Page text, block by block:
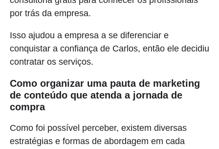
por trás da empresa.
Isso ajudou a empresa a se diferenciar e
conquistar a confiança de Carlos, então ele decidiu
contratar os serviços.
Como organizar uma pauta de marketing
de conteúdo que atenda a jornada de
compra
Como foi possível perceber, existem diversas
estratégias e formas de abordagem em cada